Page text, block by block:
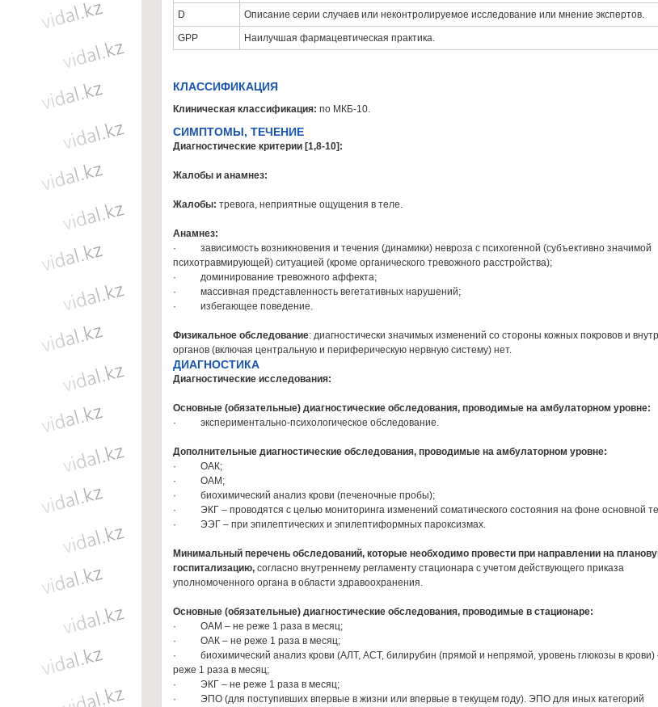
D Описание серии случаев или неконтролируемое исследование или мнение экспертов.
GPP Наилучшая фармацевтическая практика.
КЛАССИФИКАЦИЯ
Клиническая классификация: по МКБ-10.
CИМПТОМЫ, ТЕЧЕНИЕ
Диагностические критерии [1,8-10]:
Жалобы и анамнез:
Жалобы: тревога, неприятные ощущения в теле.
Анамнез:
· зависимость возникновения и течения (динамики) невроза с психогенной (субъективно значимой
психотравмирующей) ситуацией (кроме органического тревожного расстройства);
· доминирование тревожного аффекта;
· массивная представленность вегетативных нарушений;
· избегающее поведение.
Физикальное обследование: диагностически значимых изменений со стороны кожных покровов и
органов (включая центральную и периферическую нервную систему) нет.
ДИАГНОСТИКА
Диагностические исследования:
Основные (обязательные) диагностические обследования, проводимые на амбулаторном уровне:
· экспериментально-психологическое обследование.
Дополнительные диагностические обследования, проводимые на амбулаторном уровне:
· ОАК;
· ОАМ;
· биохимический анализ крови (печеночные пробы);
· ЭКГ – проводятся с целью мониторинга изменений соматического состояния на фоне основной
· ЭЭГ – при эпилептических и эпилептиформных пароксизмах.
Минимальный перечень обследований, которые необходимо провести при направлении на
госпитализацию, согласно внутреннему регламенту стационара с учетом действующего приказа
уполномоченного органа в области здравоохранения.
Основные (обязательные) диагностические обследования, проводимые в стационаре:
· ОАМ – не реже 1 раза в месяц;
· ОАК – не реже 1 раза в месяц;
· биохимический анализ крови (АЛТ, АСТ, билирубин (прямой и непрямой, уровень глюкозы в крови)
реже 1 раза в месяц;
· ЭКГ – не реже 1 раза в месяц;
· ЭПО (для поступивших впервые в жизни или впервые в текущем году). ЭПО для иных категорий